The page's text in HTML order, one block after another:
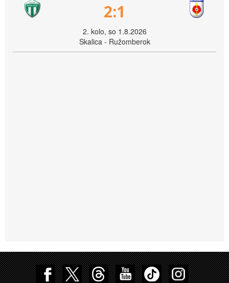
2:1
2. kolo, so 1.8.2026
Skalica - Ružomberok